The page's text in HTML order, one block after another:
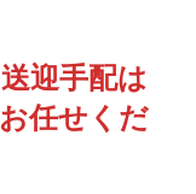
迎手配は
任せくだ